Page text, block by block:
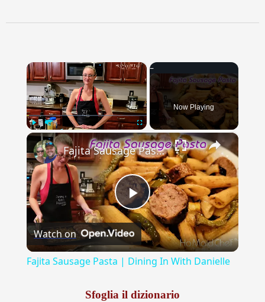
×
Play Unmute Fullscreen
Now Playing
×
Play
Video
Fajita Sausage Pasta | Dining In With Danielle
Watch on
Fajita Sausage Pasta | Dining In With Danielle
Sfoglia il dizionario